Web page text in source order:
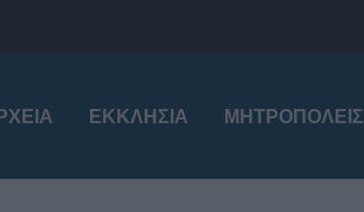
ΕΚΚΛΗΣΊΑ ΜΗΤΡΟΠΌΛΕΙΣ